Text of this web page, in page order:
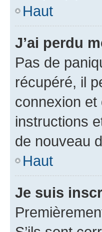
Haut
J’ai perdu
Pas de
récupéré, il
connexion
instructions
de nouveau
Haut
Je suis